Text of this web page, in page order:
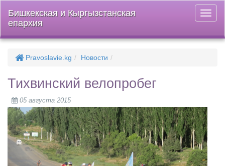
меню
Бишкекская и Кыргызстанская
епархия
Pravoslavie.kg Новости
Тихвинский велопробег
05 августа 2015